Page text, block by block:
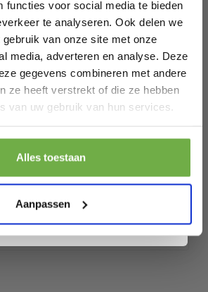
functies voor social media te bieden
te analyseren. Ook delen we
van onze site met onze
media, adverteren en analyse. Deze
gegevens combineren met andere
ze heeft verstrekt of die ze hebben
van uw gebruik van hun services.
Alles toestaan
Aanpassen
NP11526BE
6095806257295
142978696
wanneer je jarig bent
Pak € 5,- korting
. Je kunt je op elk moment weer afmelden.